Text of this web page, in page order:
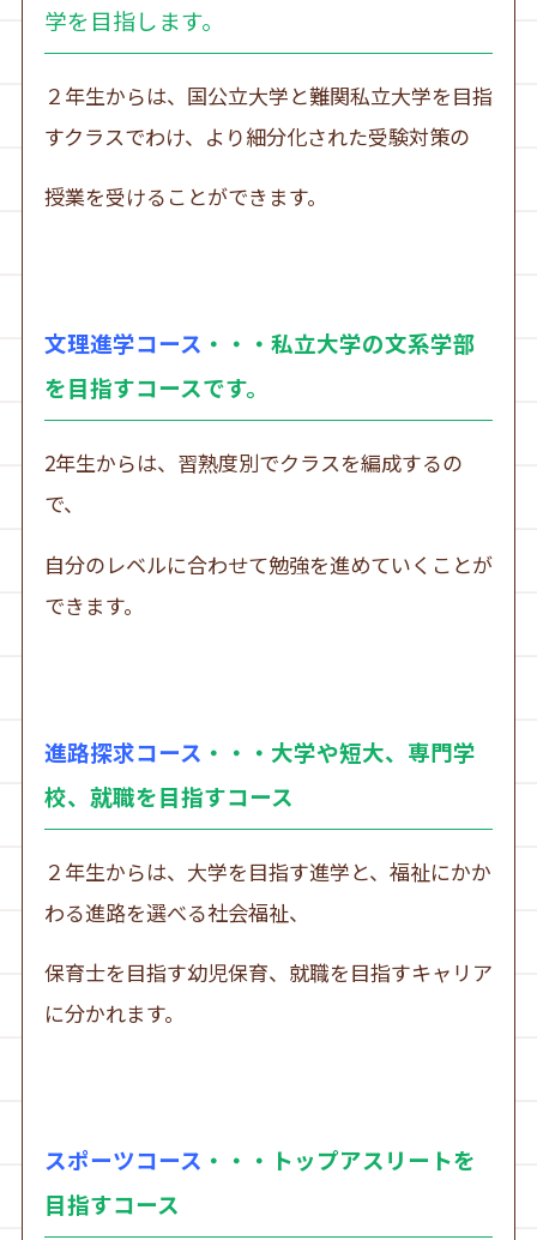
学を目指します。
２年生からは、国公立大学と難関私立大学を目指
すクラスでわけ、より細分化された受験対策の
授業を受けることができます。
文理進学コース ・・・私立大学の文系学部
を目指すコースです。
2年生からは、習熟度別でクラスを編成するの
で、
自分のレベルに合わせて勉強を進めていくことが
できます。
進路探求コース ・・・大学や短大、専門学
校、就職を目指すコース
２年生からは、大学を目指す進学と、福祉にかか
わる進路を選べる社会福祉、
保育士を目指す幼児保育、就職を目指すキャリア
に分かれます。
スポーツコース ・・・トップアスリートを
目指すコース